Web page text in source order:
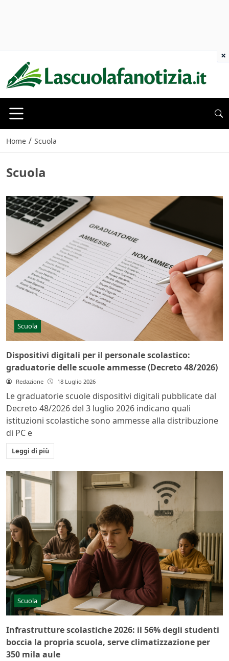
Home / Scuola
Scuola
Scuola
Dispositivi digitali per il personale scolastico:
graduatorie delle scuole ammesse (Decreto 48/2026)
Redazione 18 Luglio 2026
Le graduatorie scuole dispositivi digitali pubblicate dal
Decreto 48/2026 del 3 luglio 2026 indicano quali
istituzioni scolastiche sono ammesse alla distribuzione
di PC e
Leggi di più
Scuola
Infrastrutture scolastiche 2026: il 56% degli studenti
boccia la propria scuola, serve climatizzazione per
350 mila aule
×